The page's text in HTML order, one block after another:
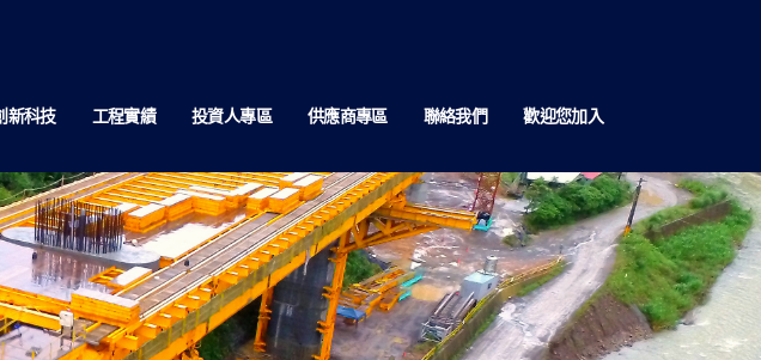
新科技 工程實績 投資人專區 供應商專區 聯絡我們 歡迎您加入